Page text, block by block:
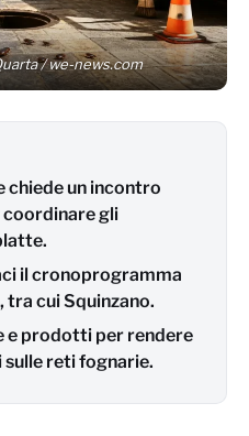
/ we-news.com
chiede un incontro
coordinare gli
il cronoprogramma
cui Squinzano.
e prodotti per rendere
reti fognarie.